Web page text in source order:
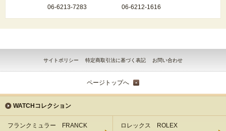
06-6213-7283
06-6212-1616
サイトポリシー 特定商取引法に基づく表記 お問い合わせ
ページトップへ
WATCHコレクション
フランクミュラー FRANCK
ロレックス ROLEX